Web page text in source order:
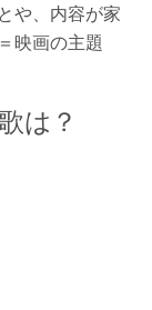
や、内容が家
映画の主題
は？